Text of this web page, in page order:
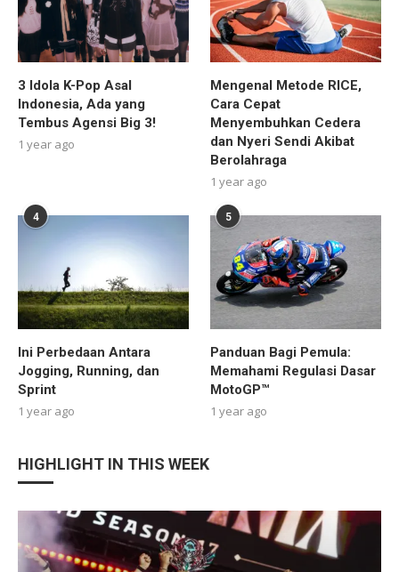
3 Idola K-Pop Asal
Indonesia, Ada yang
Tembus Agensi Big 3!
1 year ago
Mengenal Metode RICE,
Cara Cepat
Menyembuhkan Cedera
dan Nyeri Sendi Akibat
Berolahraga
1 year ago
4
Ini Perbedaan Antara
Jogging, Running, dan
Sprint
1 year ago
5
Panduan Bagi Pemula:
Memahami Regulasi Dasar
MotoGP™
1 year ago
HIGHLIGHT IN THIS WEEK